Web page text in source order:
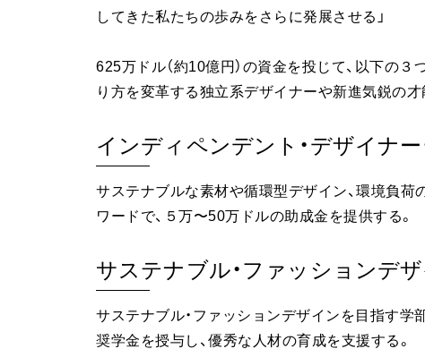
してきた私たちの歩みをさらに発展させる」
625万ドル（約10億円）の資金を投じて、以下の３
り方を変革する独立系デザイナーや新進気鋭の才
インディペンデント・デザイナー
サステナブルな素材や循環型デザイン、環境負
ワードで、５万〜50万ドルの助成金を提供する。
サステナブル・ファッションデ
サステナブル・ファッションデザインを目指す
奨学金を授与し、優秀な人材の育成を支援する。